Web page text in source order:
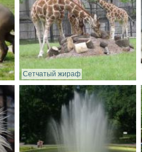
Сетчатый жираф